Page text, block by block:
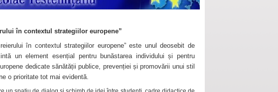
în contextul strategiilor europene”
în contextul strategiilor europene” este unul deosebit de
un element esențial pentru bunăstarea individului și pentru
dedicate sănătății publice, prevenției și promovării unui stil
o prioritate tot mai evidentă.